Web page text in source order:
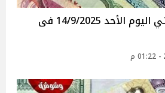
سعر الدرهم الإماراتي اليوم الأحد 14/9/2025 فى